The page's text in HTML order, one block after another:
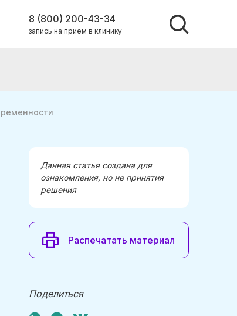
8 (800) 200-43-34
запись на прием в клинику
Данная статья создана для
ознакомления, но не принятия
решения
Распечатать материал
Поделиться